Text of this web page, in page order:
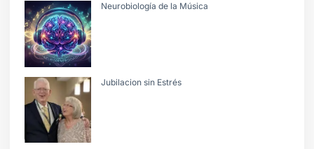
Neurobiología de la Música
Jubilacion sin Estrés